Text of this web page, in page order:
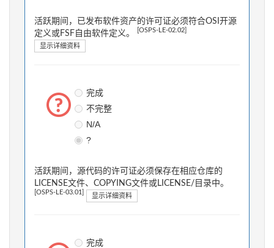
活跃期间，已发布软件资产的许可证必须符合OSI开源
定义或FSF自由软件定义。
[OSPS-LE-02.02]
显示详细资料
完成
不完整
N/A
?
活跃期间，源代码的许可证必须保存在相应仓库的
LICENSE文件、COPYING文件或LICENSE/目录中。
[OSPS-LE-03.01] 显示详细资料
完成